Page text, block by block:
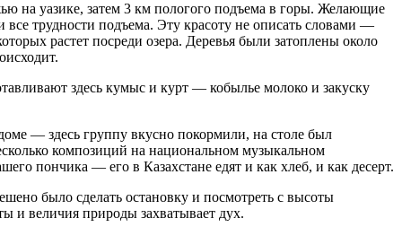
на уазике, затем 3 км пологого подъема в горы. Желающие
трудности подъема. Эту красоту не описать словами —
растет посреди озера. Деревья были затоплены около
здесь кумыс и курт — кобылье молоко и закуску
— здесь группу вкусно покормили, на столе был
композиций на национальном музыкальном
пончика — его в Казахстане едят и как хлеб, и как десерт.
было сделать остановку и посмотреть с высоты
и величия природы захватывает дух.